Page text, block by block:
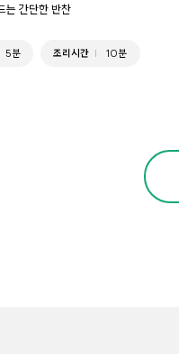
는 간단한 반찬
5분 조리시간 10분